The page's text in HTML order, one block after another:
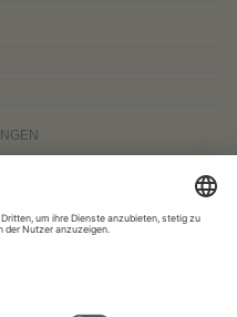
mit ca. 600 Beschäftigten